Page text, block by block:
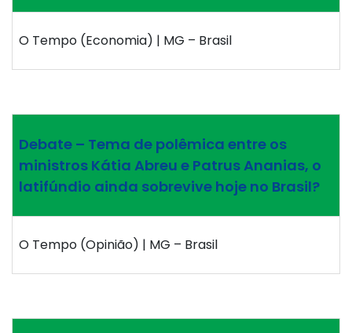
O Tempo (Economia) | MG – Brasil
Debate – Tema de polêmica entre os
ministros Kátia Abreu e Patrus Ananias, o
latifúndio ainda sobrevive hoje no Brasil?
O Tempo (Opinião) | MG – Brasil